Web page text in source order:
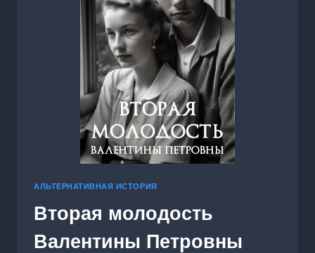
АЛЬТЕРНАТИВНАЯ ИСТОРИЯ
Вторая молодость
Валентины Петровны